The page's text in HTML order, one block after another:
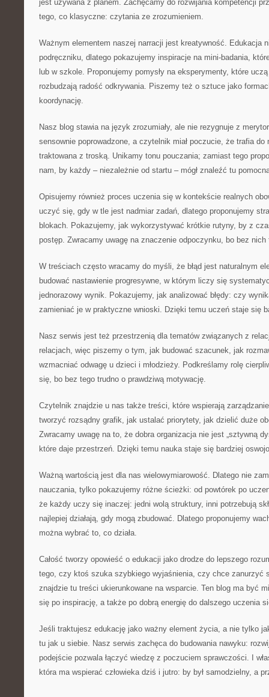
jest używana z planem. Zachęcamy do rozwijania kompetencji
tego, co klasyczne: czytania ze zrozumieniem.
Ważnym elementem naszej narracji jest kreatywność. Edukacja
podręczniku, dlatego pokazujemy inspiracje na mini-badania,
lub w szkole. Proponujemy pomysły na eksperymenty, które
rozbudzają radość odkrywania. Piszemy też o sztuce jako
koordynację.
Nasz blog stawia na język zrozumiały, ale nie rezygnuje z
sensownie poprowadzone, a czytelnik miał poczucie, że trafia
traktowana z troską. Unikamy tonu pouczania; zamiast tego
nam, by każdy – niezależnie od startu – mógł znaleźć tu
Opisujemy również proces uczenia się w kontekście realnych
uczyć się, gdy w tle jest nadmiar zadań, dlatego proponujemy
blokach. Pokazujemy, jak wykorzystywać krótkie rutyny, by z
postęp. Zwracamy uwagę na znaczenie odpoczynku, bo bez nich
W treściach często wracamy do myśli, że błąd jest naturalnym
budować nastawienie progresywne, w którym liczy się
jednorazowy wynik. Pokazujemy, jak analizować błędy: czy
zamieniać je w praktyczne wnioski. Dzięki temu uczeń staje się
Nasz serwis jest też przestrzenią dla tematów związanych z
relacjach, więc piszemy o tym, jak budować szacunek, jak
wzmacniać odwagę u dzieci i młodzieży. Podkreślamy rolę
się, bo bez tego trudno o prawdziwą motywację.
Czytelnik znajdzie u nas także treści, które wspierają
tworzyć rozsądny grafik, jak ustalać priorytety, jak dzielić duże
Zwracamy uwagę na to, że dobra organizacja nie jest „sztywną
które daje przestrzeń. Dzięki temu nauka staje się bardziej
Ważną wartością jest dla nas wielowymiarowość. Dlatego nie
nauczania, tylko pokazujemy różne ścieżki: od powtórek po
że każdy uczy się inaczej: jedni wolą struktury, inni potrzebują
najlepiej działają, gdy mogą zbudować. Dlatego proponujemy
można wybrać to, co działa.
Całość tworzy opowieść o edukacji jako drodze do lepszego
tego, czy ktoś szuka szybkiego wyjaśnienia, czy chce zanurzyć
znajdzie tu treści ukierunkowane na wsparcie. Ten blog ma być
się po inspirację, a także po dobrą energię do dalszego uczenia
Jeśli traktujesz edukację jako ważny element życia, a nie tylko
tu jak u siebie. Nasz serwis zachęca do budowania nawyku:
podejście pozwala łączyć wiedzę z poczuciem sprawczości. I
która ma wspierać człowieka dziś i jutro: by był samodzielny, a